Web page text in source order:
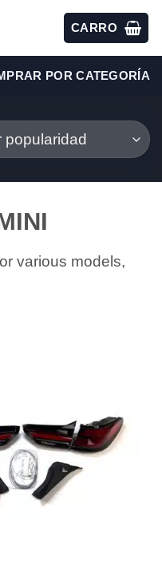
CARRO
POR CATEGORÍA
various models,